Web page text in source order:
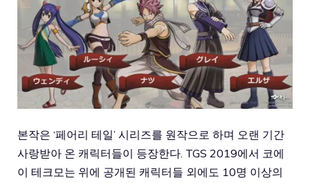
본작은 ‘페어리 테일’ 시리즈를 원작으로 하며 오랜 기간
사랑받아 온 캐릭터들이 등장한다. TGS 2019에서 코에
이 테크모는 위에 공개된 캐릭터들 외에도 10명 이상의